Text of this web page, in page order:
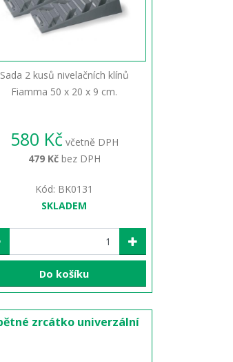
Sada 2 kusů nivelačních klínů
Fiamma 50 x 20 x 9 cm.
580 Kč včetně DPH
479 Kčbez DPH
Kód: BK0131
SKLADEM
Do košíku
zrcátko univerzální